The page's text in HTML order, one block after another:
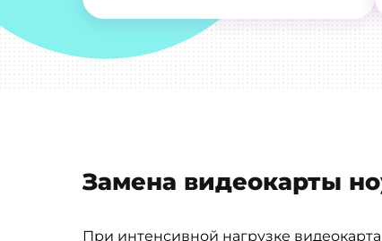
Замена видеокарты
При интенсивной нагрузке